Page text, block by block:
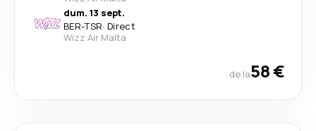
dum. 13 sept.
BER-TSR· Direct
Wizz Air Malta
de la58 €